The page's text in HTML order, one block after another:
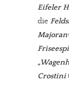
Eifeler
die
Crostini